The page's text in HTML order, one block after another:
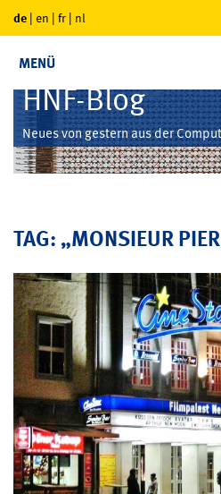
de | en | fr | nl
MENÜ
HNF-Blog
Neues von gestern aus der
TAG: „MONSIEUR